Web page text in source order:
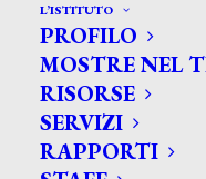
L’ISTITUTO
PROFILO
MOSTRE NEL
RISORSE
SERVIZI
RAPPORTI
CERCA TRA
Search
for: